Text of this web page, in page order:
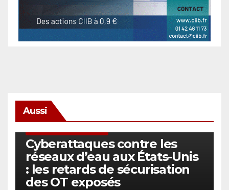
Aussi
Cyberattaques contre les
réseaux d’eau aux États-Unis
: les retards de sécurisation
des OT exposés